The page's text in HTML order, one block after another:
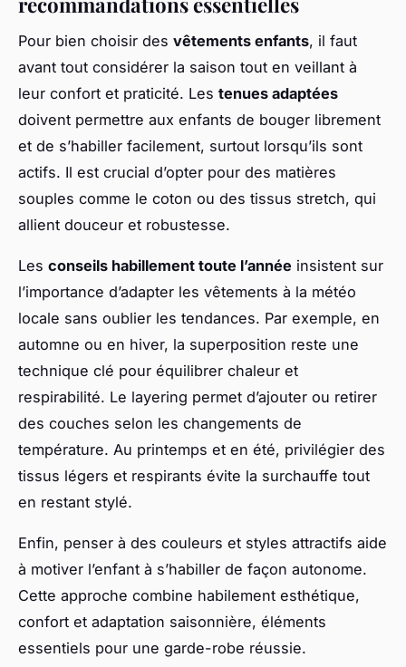
Pour bien choisir des vêtements enfants, il faut
avant tout considérer la saison tout en veillant à
leur confort et praticité. Les tenues adaptées
doivent permettre aux enfants de bouger librement
et de s’habiller facilement, surtout lorsqu’ils sont
actifs. Il est crucial d’opter pour des matières
souples comme le coton ou des tissus stretch, qui
allient douceur et robustesse.
Les conseils habillement toute l’année insistent sur
l’importance d’adapter les vêtements à la météo
locale sans oublier les tendances. Par exemple, en
automne ou en hiver, la superposition reste une
technique clé pour équilibrer chaleur et
respirabilité. Le layering permet d’ajouter ou retirer
des couches selon les changements de
température. Au printemps et en été, privilégier des
tissus légers et respirants évite la surchauffe tout
en restant stylé.
Enfin, penser à des couleurs et styles attractifs aide
à motiver l’enfant à s’habiller de façon autonome.
Cette approche combine habilement esthétique,
confort et adaptation saisonnière, éléments
essentiels pour une garde-robe réussie.